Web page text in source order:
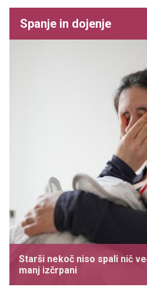
Spanje in dojenje
Starši nekoč niso spali nič
manj izčrpani